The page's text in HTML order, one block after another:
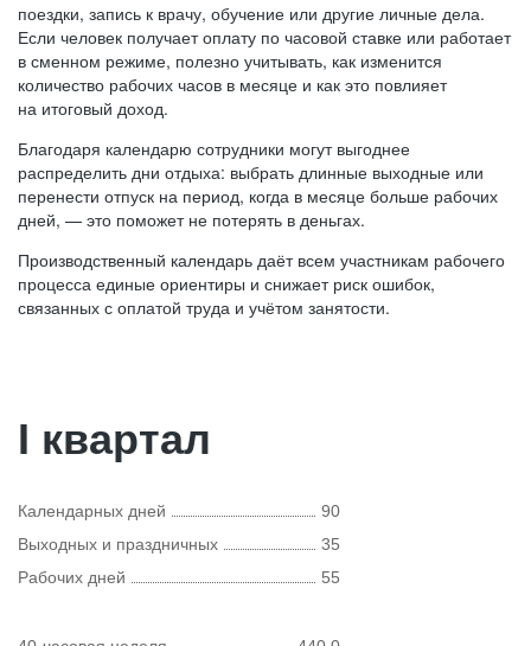
поездки, запись к врачу, обучение или другие личные дела.
Если человек получает оплату по часовой ставке или работает
в сменном режиме, полезно учитывать, как изменится
количество рабочих часов в месяце и как это повлияет
на итоговый доход.
Благодаря календарю сотрудники могут выгоднее
распределить дни отдыха: выбрать длинные выходные или
перенести отпуск на период, когда в месяце больше рабочих
дней, — это поможет не потерять в деньгах.
Производственный календарь даёт всем участникам рабочего
процесса единые ориентиры и снижает риск ошибок,
связанных с оплатой труда и учётом занятости.
I квартал
Календарных дней
90
Выходных и праздничных
35
Рабочих дней
55